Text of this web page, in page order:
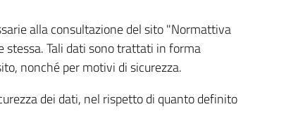
alla consultazione del sito "Normattiva
Tali dati sono trattati in forma
nonché per motivi di sicurezza.
dei dati, nel rispetto di quanto definito